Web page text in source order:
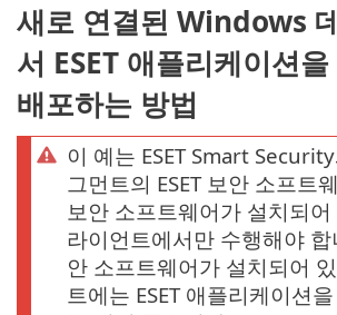
새로 연결된 Windows
서 ESET 애플리케이션
배포하는 방법
이 예는 ESET Smart
그먼트의 ESET 보안 소프트
보안 소프트웨어가 설치되
라이언트에서만 수행해야
안 소프트웨어가 설치되어
트에는 ESET 애플리케이션